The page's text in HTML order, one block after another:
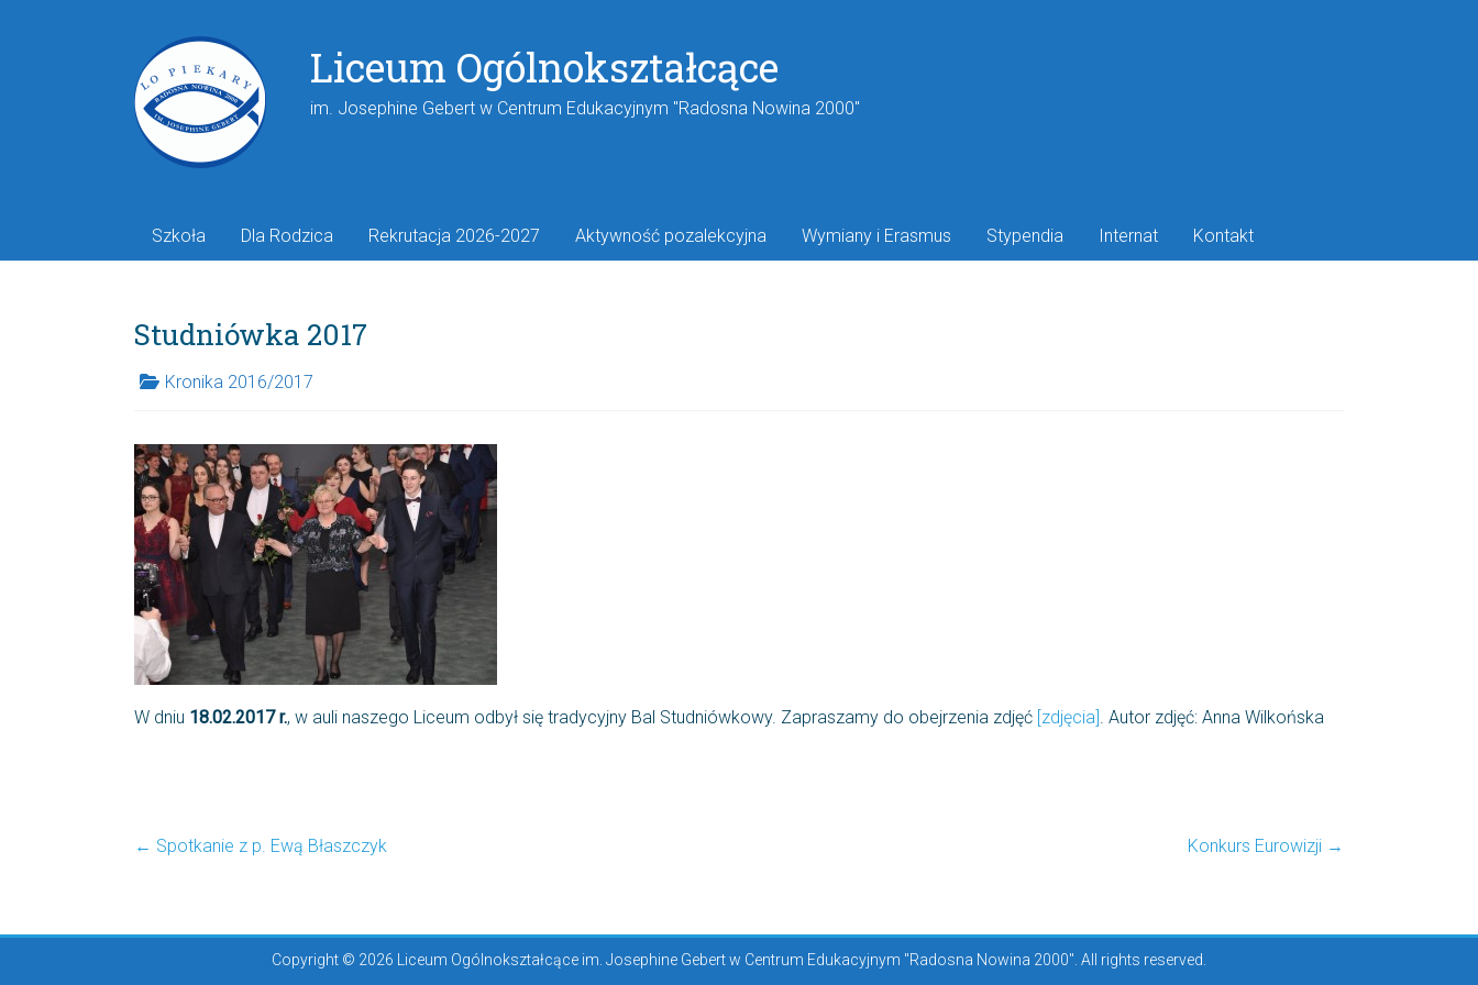
Liceum Ogólnokształcące
im. Josephine Gebert w Centrum Edukacyjnym "Radosna Nowina 2000"
Szkoła Dla Rodzica Rekrutacja 2026-2027 Aktywność pozalekcyjna Wymiany i Erasmus Stypendia Internat Kontakt
Studniówka 2017
Kronika 2016/2017
W dniu 18.02.2017 r., w auli naszego Liceum odbył się tradycyjny Bal Studniówkowy. Zapraszamy do obejrzenia zdjęć [zdjęcia]. Autor zdjęć: Anna Wilkońska
← Spotkanie z p. Ewą Błaszczyk Konkurs Eurowizji →
Copyright © 2026 Liceum Ogólnokształcące im. Josephine Gebert w Centrum Edukacyjnym "Radosna Nowina 2000". All rights reserved.